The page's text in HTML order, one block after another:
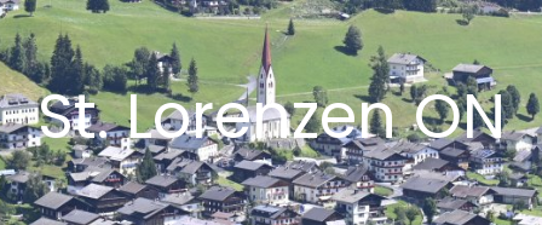
St. Lorenzen ON